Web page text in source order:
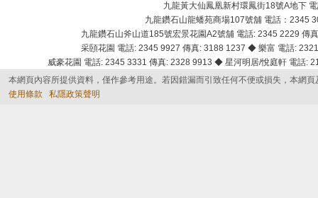
九龍黃大仙鳳凰新村環鳳街18號A地下
九龍鑽石山龍蟠苑商場107號舖 電話：2345
九龍鑽石山斧山道185號宏景花園A2號舖 電話: 2345 2229
采頣花園 電話: 2345 9927 傳真: 3188 1237 ◆ 樂富 電話:
威豪花園 電話: 2345 3331 傳真: 2328 9913 ◆ 星河明居/悅庭軒 電話
本網頁內容所提供資料，僅作參考用途。若因錯漏而引致任何不便或損失，本網
使用條款
私隱政策聲明